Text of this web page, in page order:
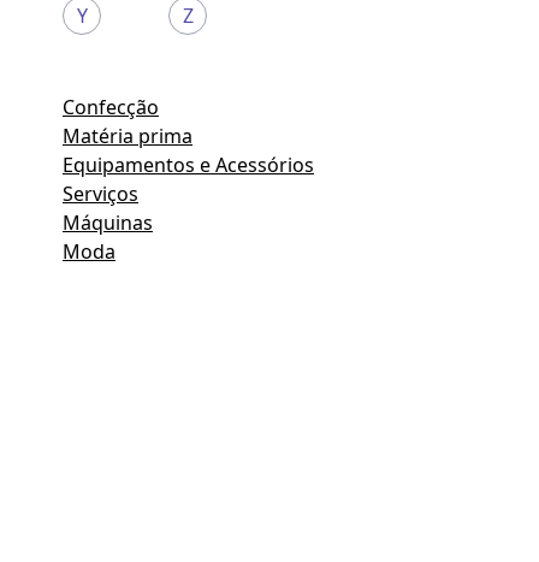
Y
Z
Confecção
Matéria prima
Equipamentos e Acessórios
Serviços
Máquinas
Moda